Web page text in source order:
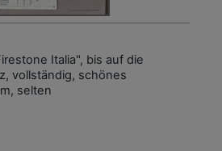
Italia", bis auf die
vollständig, schönes
selten